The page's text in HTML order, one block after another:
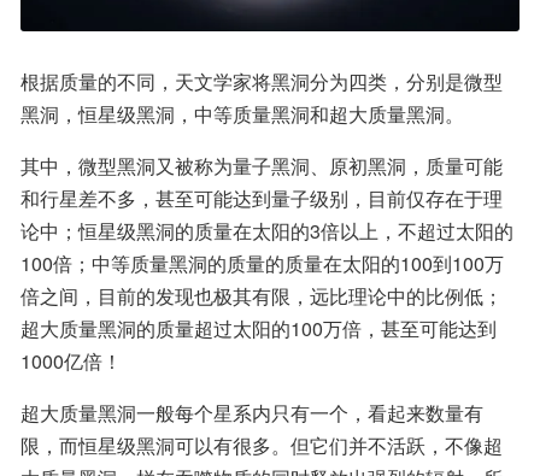
根据质量的不同，天文学家将黑洞分为四类，分别是微型
黑洞，恒星级黑洞，中等质量黑洞和超大质量黑洞。
其中，微型黑洞又被称为量子黑洞、原初黑洞，质量可能
和行星差不多，甚至可能达到量子级别，目前仅存在于理
论中；恒星级黑洞的质量在太阳的3倍以上，不超过太阳的
100倍；中等质量黑洞的质量的质量在太阳的100到100万
倍之间，目前的发现也极其有限，远比理论中的比例低；
超大质量黑洞的质量超过太阳的100万倍，甚至可能达到
1000亿倍！
超大质量黑洞一般每个星系内只有一个，看起来数量有
限，而恒星级黑洞可以有很多。但它们并不活跃，不像超